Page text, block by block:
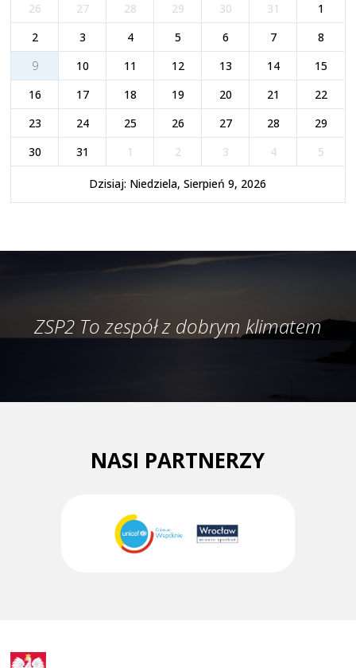
26 27 28 29 30 31
1
2
3 4 5 6 7
8
9
10 11 12 13 14
15
16
17 18 19 20 21
22
23
24 25 26 27 28
29
30
31 1 2 3 4 5
Dzisiaj: Niedziela, Sierpień 9, 2026
ZSP2 To zespół z dobrym klimatem
NASI PARTNERZY